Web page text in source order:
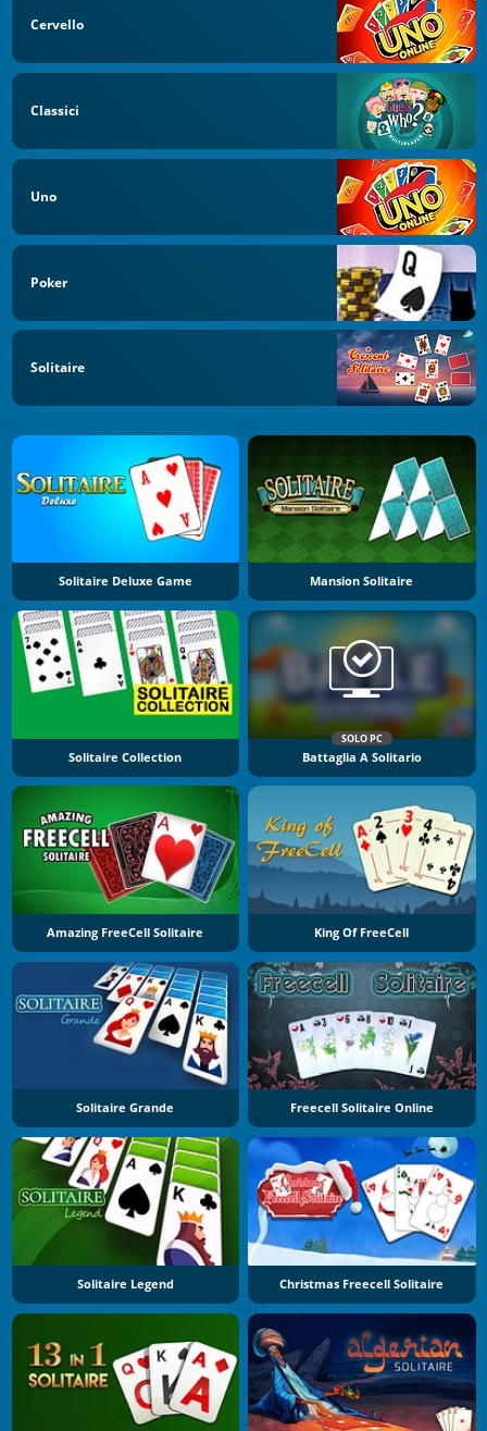
Cervello
Classici
Uno
Poker
Solitaire
Solitaire Deluxe Game Mansion Solitaire
Solitaire Collection
SOLO PC
Battaglia A Solitario
Amazing FreeCell Solitaire King Of FreeCell
Solitaire Grande Freecell Solitaire Online
Solitaire Legend Christmas Freecell Solitaire